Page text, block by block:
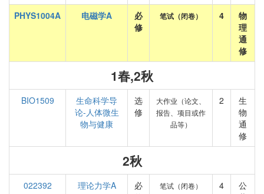
PHYS1004A
电磁学A
必
修
笔试（闭卷） 4
物
理
通
修
1春,2秋
BIO1509
生命科学导
论-人体微生
物与健康
选
修
大作业（论文、
报告、项目或作
品等）
2
生
物
通
修
2秋
022392 理论力学A
必
笔试（闭卷） 4
公